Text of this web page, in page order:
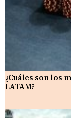
¿Cuáles son los
LATAM?